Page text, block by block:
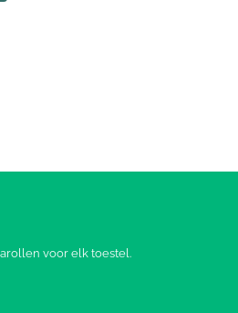
voor elk toestel.